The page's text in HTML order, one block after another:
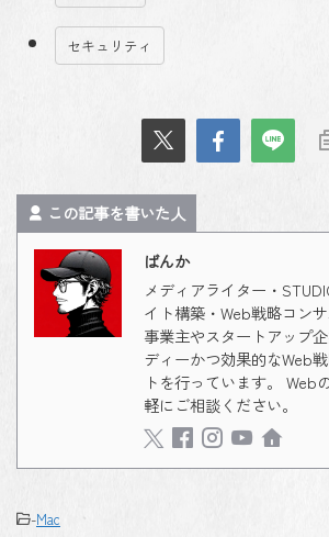
セキュリティ
この記事を書いた人
ばんか
メディアライター・
イト構築・Web戦略コン
事業主やスタートアップ
ディーかつ効果的なWeb
トを行っています。 Web
軽にご相談ください。
-Mac